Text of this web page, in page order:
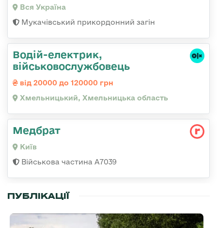
Вся Україна
Мукачівський прикордонний загін
Водій-електрик,
військовослужбовець
від 20000 до 120000 грн
Хмельницький, Хмельницька область
Медбрат
Київ
Військова частина А7039
ПУБЛІКАЦІЇ